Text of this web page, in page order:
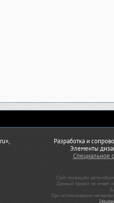
Разработка и
Элементы
Специальное
Сайт посвящён
Данный проект не имеет
При использовании